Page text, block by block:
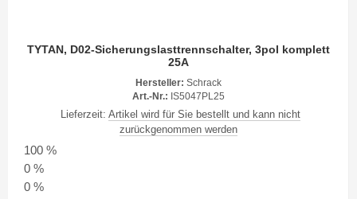
TYTAN, D02-Sicherungslasttrennschalter, 3pol komplett
25A
Hersteller: Schrack
Art.-Nr.: IS5047PL25
Lieferzeit: Artikel wird für Sie bestellt und kann nicht
zurückgenommen werden
100 %
0 %
0 %